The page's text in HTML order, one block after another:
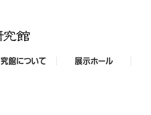
館について 展示ホール